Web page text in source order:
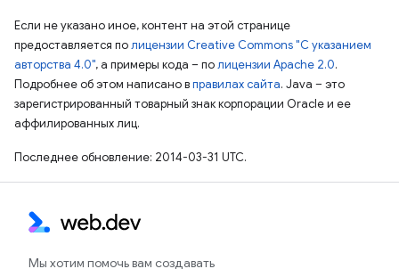
Если не указано иное, контент на этой странице
предоставляется полицензии Creative Commons "С указанием
авторства 4.0", а примеры кода – полицензии Apache 2.0.
Подробнее об этом написано вправилах сайта. Java – это
зарегистрированный товарный знак корпорации Oracle и ее
аффилированных лиц.
Последнее обновление: 2014-03-31 UTC.
Мы хотим помочь вам создавать